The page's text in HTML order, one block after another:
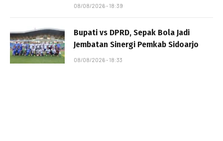
08/08/2026 - 18:39
Bupati vs DPRD, Sepak Bola Jadi
Jembatan Sinergi Pemkab Sidoarjo
08/08/2026 - 18:33